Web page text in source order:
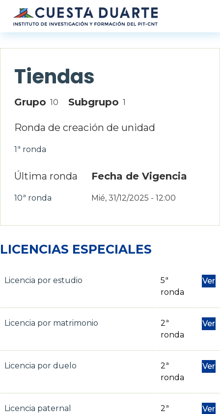
Pasar al contenido principal
Tiendas
Grupo 10 Subgrupo 1
Ronda de creación de unidad
1ª ronda
Última ronda
10ª ronda
Fecha de Vigencia
Mié, 31/12/2025 - 12:00
LICENCIAS ESPECIALES
Licencia por estudio
5ª
ronda
Ver
Licencia por matrimonio
2ª
ronda
Ver
Licencia por duelo
2ª
ronda
Ver
Licencia paternal
2ª
Ver